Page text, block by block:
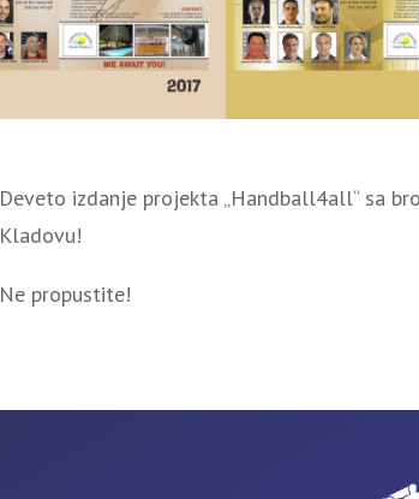
Deveto izdanje projekta „Handball4all“ sa
Kladovu!
Ne propustite!